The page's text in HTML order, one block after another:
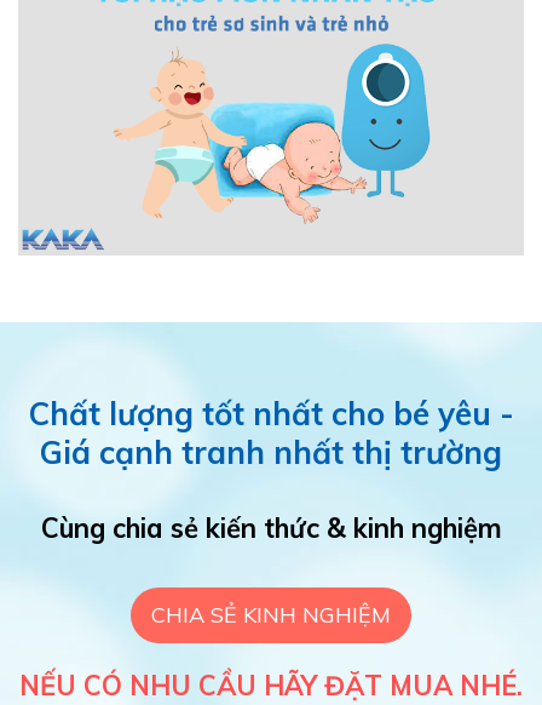
Chất lượng tốt nhất cho bé yêu -
Giá cạnh tranh nhất thị trường
Cùng chia sẻ kiến thức & kinh nghiệm
CHIA SẺ KINH NGHIỆM
NẾU CÓ NHU CẦU HÃY ĐẶT MUA NHÉ.